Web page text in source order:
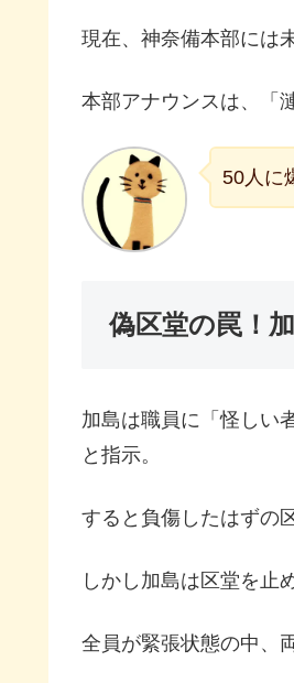
現在、神奈備本部には
本部アナウンスは、「
50人に
偽区堂の罠！
加島は職員に「怪しい
と指示。
すると負傷したはずの
しかし加島は区堂を止
全員が緊張状態の中、